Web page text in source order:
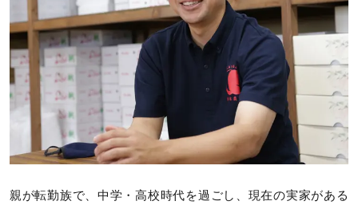
親が転勤族で、中学・高校時代を過ごし、現在の実家がある